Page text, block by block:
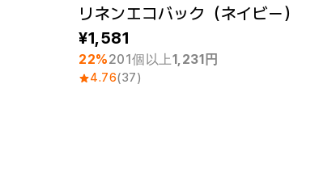
最小注文数量 1個
リネンエコバック（ネイビー）
1,581
22%201個以上1,231円
4.76(37)